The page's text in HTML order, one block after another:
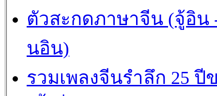
ตัวสะกดภาษาจีน (จู้อิน
นอิน)
รวมเพลงจีนรำลึก 25 ปี